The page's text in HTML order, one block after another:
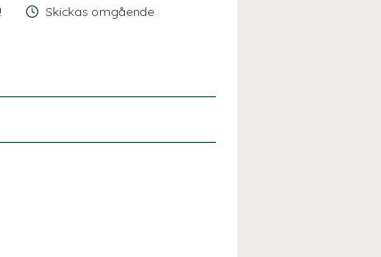
Skickas omgående